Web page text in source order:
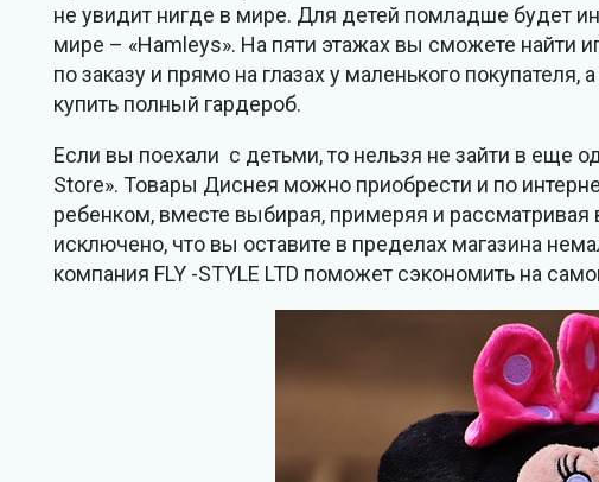
не увидит нигде в мире. Для детей помладше будет
мире – «Hamleys». На пяти этажах вы сможете найти
по заказу и прямо на глазах у маленького
купить полный гардероб.
Если вы поехали с детьми, то нельзя не зайти в еще
Store». Товары Диснея можно приобрести и по
ребенком, вместе выбирая, примеряя и
исключено, что вы оставите в пределах магазина
компания FLY -STYLE LTD поможет сэкономить на